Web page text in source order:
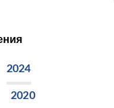
2024
2020